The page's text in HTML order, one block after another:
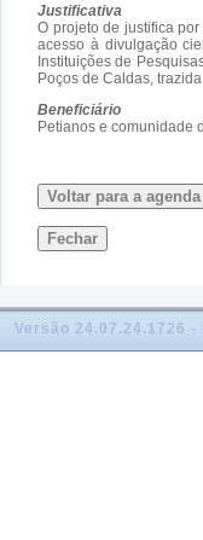
Justificativa
O projeto de justifica
acesso à divulgação
Instituições de
Poços de Caldas,
Beneficiário
Petianos e comunidade
Voltar para a agenda
Fechar
Versão 24.07.24.1726